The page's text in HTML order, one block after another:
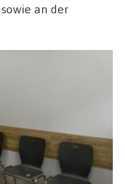
an der